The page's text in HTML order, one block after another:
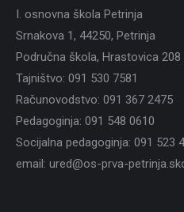
I. osnovna škola Petrinja
Srnakova 1, 44250, Petrinja
Područna škola, Hrastovica 208
Tajništvo: 091 530 7581
Računovodstvo: 091 367 2475
Pedagoginja: 091 548 0610
Socijalna pedagoginja: 091 523
email: ured@os-prva-